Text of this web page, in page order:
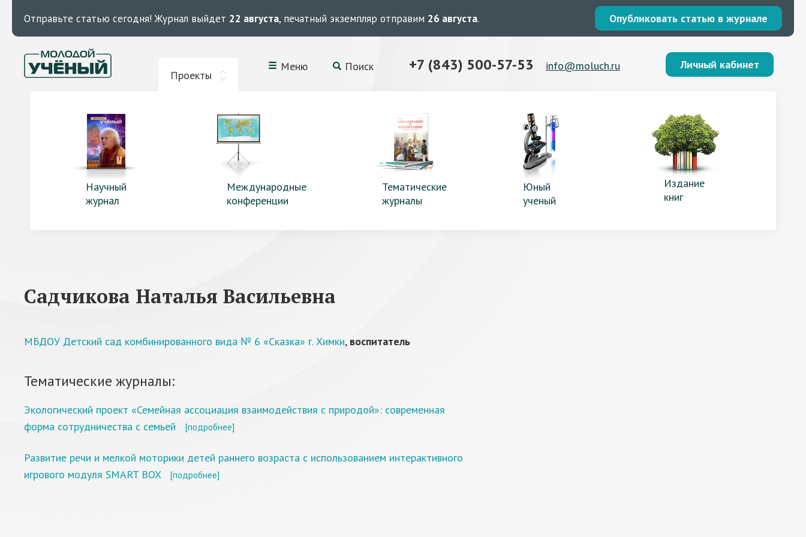
Отправьте статью сегодня! Журнал выйдет 22 августа, печатный экземпляр отправим 26 августа. Опубликовать статью в журнале
Проекты
Меню Поиск +7 (843) 500-57-53 info@moluch.ru Личный кабинет
Научный
журнал
Международные
конференции
Тематические
журналы
Юный
ученый
Издание
книг
Садчикова Наталья Васильевна
МБДОУ Детский сад комбинированного вида № 6 «Сказка» г. Химки, воспитатель
Тематические журналы:
Экологический проект «Семейная ассоциация взаимодействия с природой»: современная
форма сотрудничества с семьей
[подробнее]
Развитие речи и мелкой моторики детей раннего возраста с использованием интерактивного
игрового модуля SMART BOX
[подробнее]